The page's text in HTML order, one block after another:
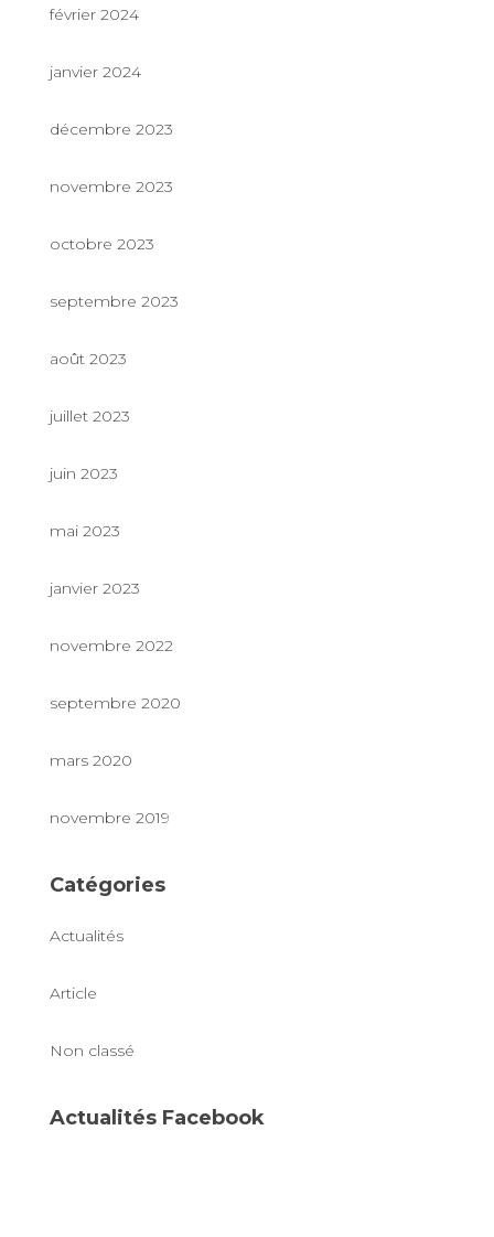
février 2024
janvier 2024
décembre 2023
novembre 2023
octobre 2023
septembre 2023
août 2023
juillet 2023
juin 2023
mai 2023
janvier 2023
novembre 2022
septembre 2020
mars 2020
novembre 2019
Catégories
Actualités
Article
Non classé
Actualités Facebook